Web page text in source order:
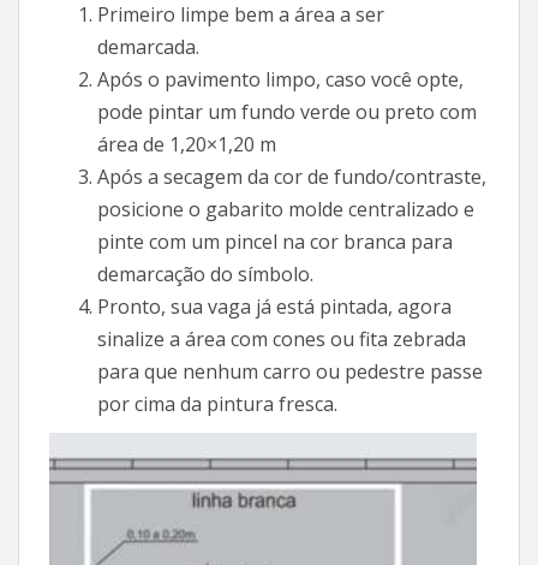
Primeiro limpe bem a área a ser
demarcada.
Após o pavimento limpo, caso você opte,
pode pintar um fundo verde ou preto com
área de 1,20×1,20 m
Após a secagem da cor de fundo/contraste,
posicione o gabarito molde centralizado e
pinte com um pincel na cor branca para
demarcação do símbolo.
Pronto, sua vaga já está pintada, agora
sinalize a área com cones ou fita zebrada
para que nenhum carro ou pedestre passe
por cima da pintura fresca.